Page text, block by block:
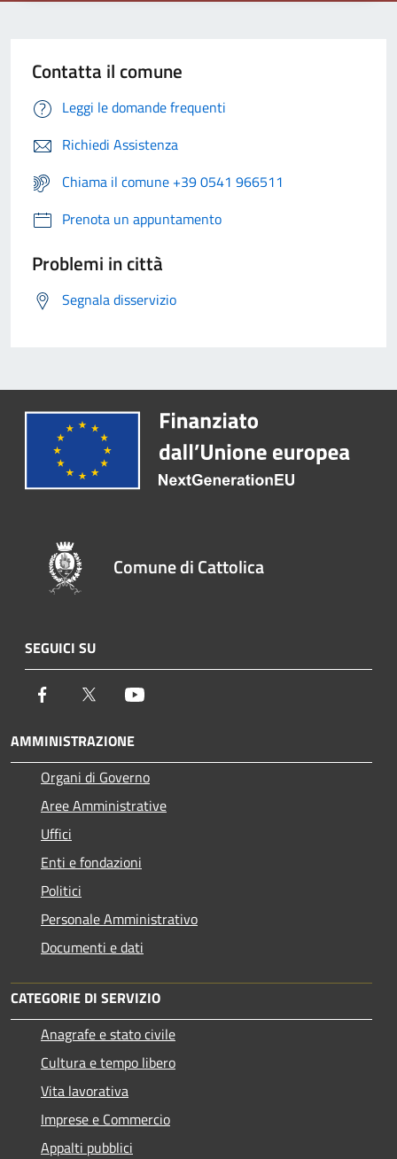
Contatta il comune
Leggi le domande frequenti
Richiedi Assistenza
Chiama il comune +39 0541 966511
Prenota un appuntamento
Problemi in città
Segnala disservizio
Comune di Cattolica
SEGUICI SU
Facebook Twitter
AMMINISTRAZIONE
Organi di Governo
Aree Amministrative
Uffici
Enti e fondazioni
Politici
Personale Amministrativo
Documenti e dati
CATEGORIE DI SERVIZIO
Anagrafe e stato civile
Cultura e tempo libero
Vita lavorativa
Imprese e Commercio
Appalti pubblici